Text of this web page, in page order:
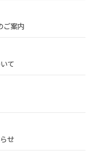
ご案内
て
せ